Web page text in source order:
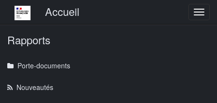
Menu principalAccueil
Rapports
Porte-documents
Nouveautés